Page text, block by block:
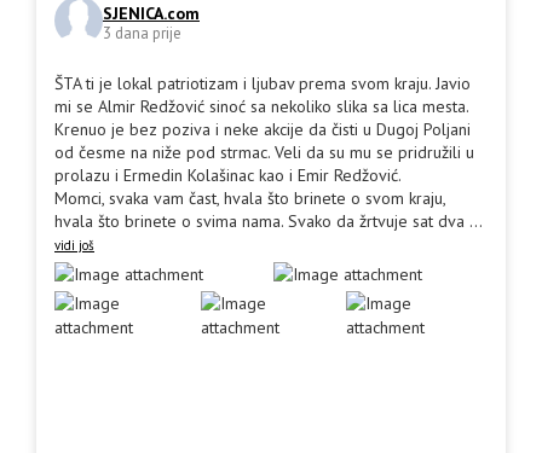
SJENICA.com
3 dana prije
ŠTA ti je lokal patriotizam i ljubav prema svom kraju. Javio
mi se Almir Redžović sinoć sa nekoliko slika sa lica mesta.
Krenuo je bez poziva i neke akcije da čisti u Dugoj Poljani
od česme na niže pod strmac. Veli da su mu se pridružili u
prolazu i Ermedin Kolašinac kao i Emir Redžović.
Momci, svaka vam čast, hvala što brinete o svom kraju,
hvala što brinete o svima nama. Svako da žrtvuje sat dva ...
vidi još